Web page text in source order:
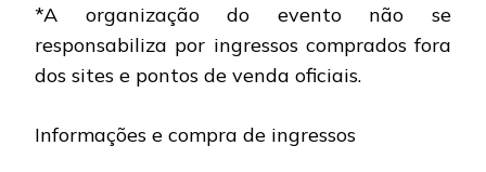
*A organização do evento não se
responsabiliza por ingressos comprados fora
dos sites e pontos de venda oficiais.
Informações e compra de ingressos